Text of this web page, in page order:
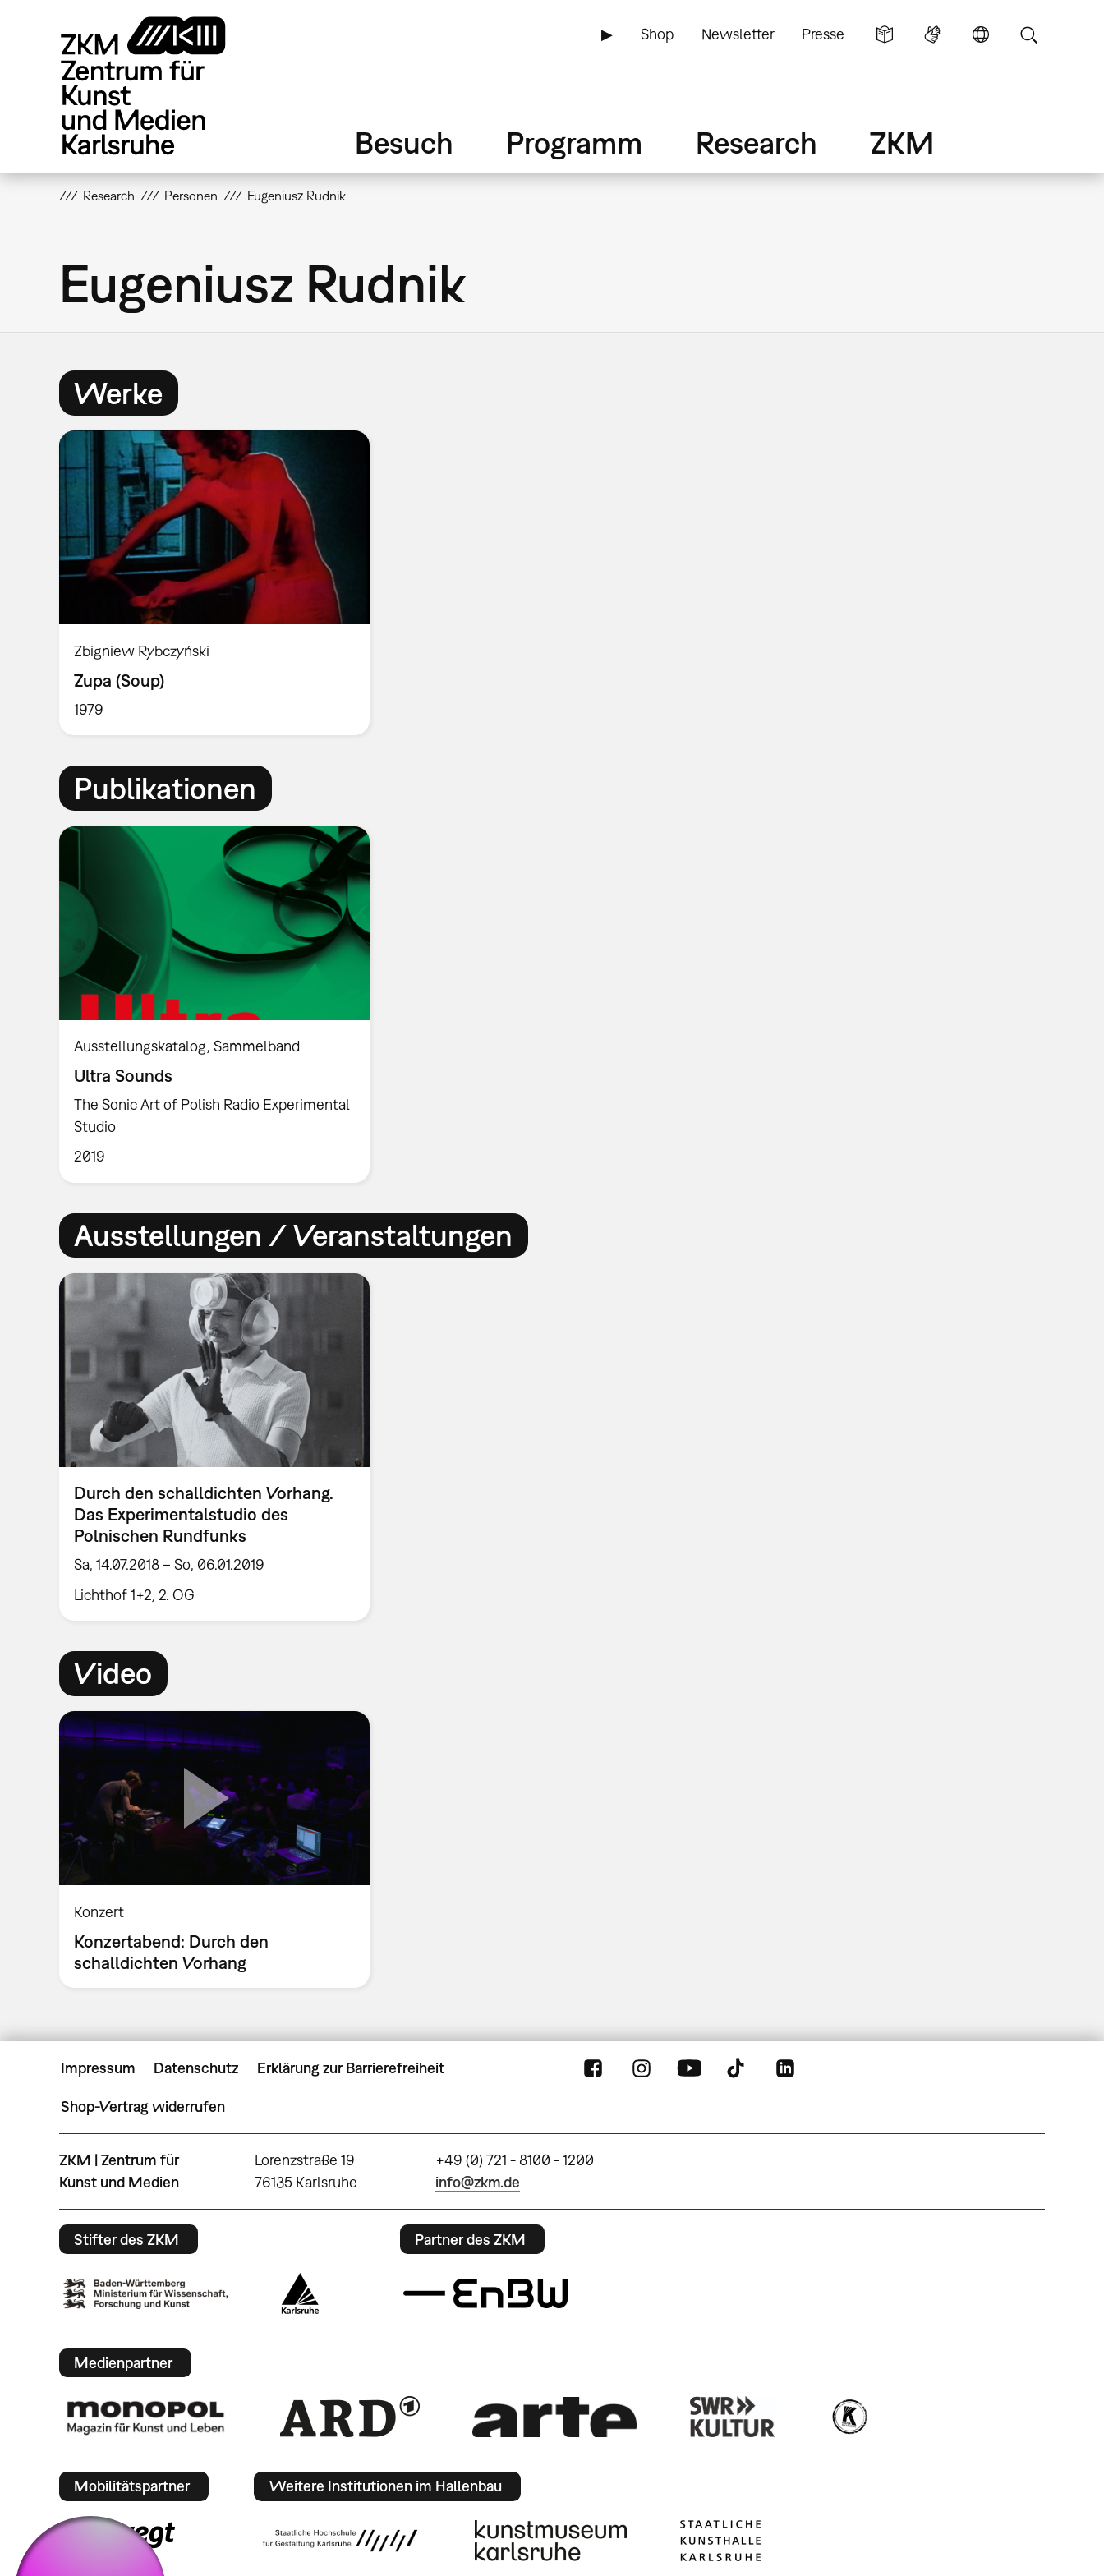
▶ Shop Newsletter Presse
Besuch Programm Research ZKM
Research Personen Eugeniusz Rudnik
Eugeniusz Rudnik
Werke
Zbigniew Rybczyński
Zupa (Soup)
1979
Publikationen
Ausstellungskatalog Sammelband
Ultra Sounds
The Sonic Art of Polish Radio Experimental
Studio
2019
Ausstellungen / Veranstaltungen
Durch den schalldichten Vorhang.
Das Experimentalstudio des
Polnischen Rundfunks
Sa, 14.07.2018 – So, 06.01.2019
Lichthof 1+2, 2. OG
Video
Konzert
Konzertabend: Durch den
schalldichten Vorhang
Impressum Datenschutz Erklärung zur Barrierefreiheit
Shop-Vertrag widerrufen
ZKM | Zentrum für
Kunst und Medien
Lorenzstraße 19
76135 Karlsruhe
+49 (0) 721 - 8100 - 1200
info@zkm.de
Stifter des ZKM Partner des ZKM
Medienpartner
Mobilitätspartner Weitere Institutionen im Hallenbau